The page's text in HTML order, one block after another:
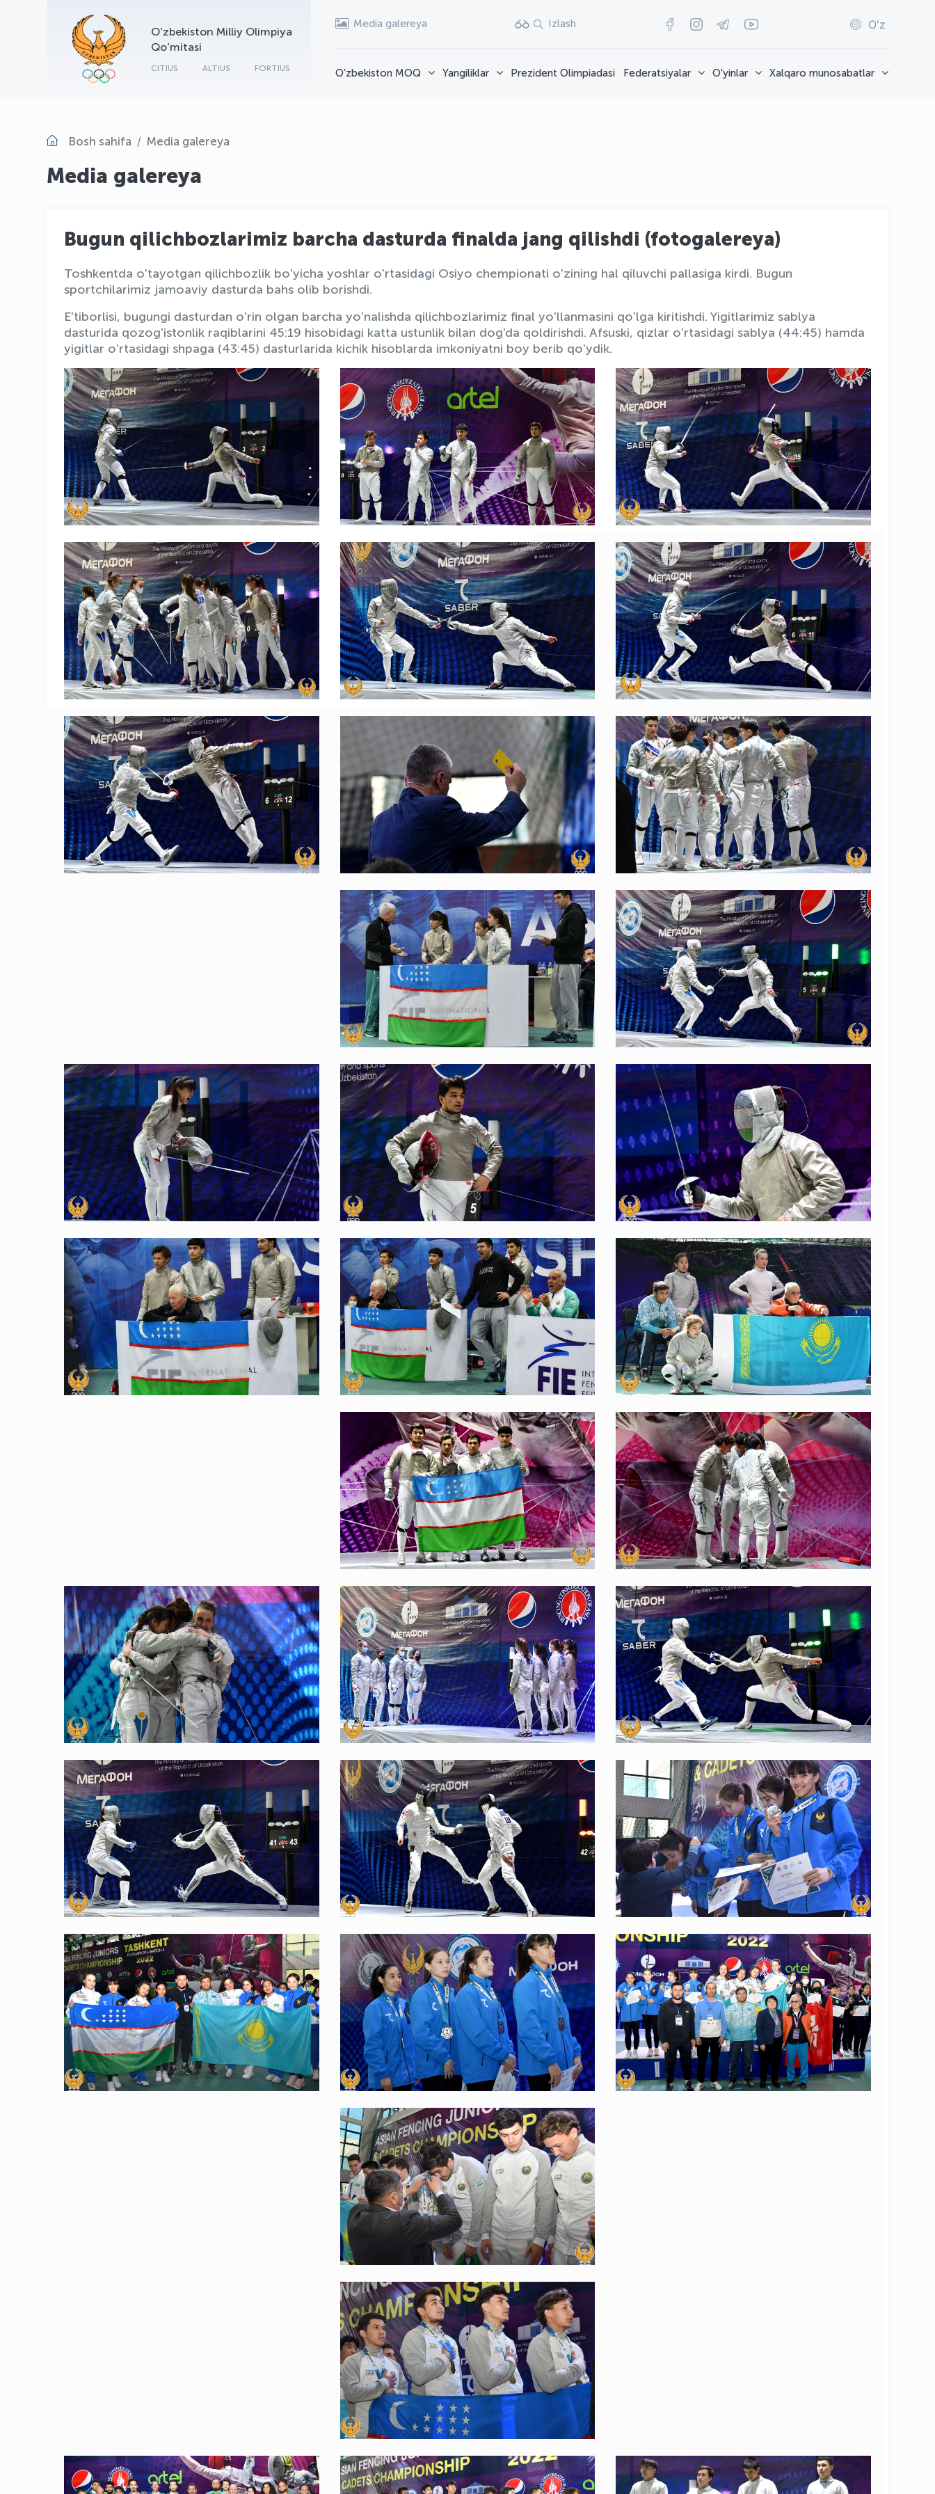
O‘zbekiston Milliy Olimpiya
Qo‘mitasi
CITIUS ALTIUS FORTIUS
Media galereya Izlash O'z
O'zbekiston MOQ Yangiliklar Prezident Olimpiadasi Federatsiyalar O'yinlar Xalqaro munosabatlar
Bosh sahifa Media galereya
Media galereya
Bugun qilichbozlarimiz barcha dasturda finalda jang qilishdi (fotogalereya)
Toshkentda o'tayotgan qilichbozlik bo'yicha yoshlar o'rtasidagi Osiyo chempionati o'zining hal qiluvchi pallasiga kirdi. Bugun
sportchilarimiz jamoaviy dasturda bahs olib borishdi.
E'tiborlisi, bugungi dasturdan o'rin olgan barcha yo'nalishda qilichbozlarimiz final yo'llanmasini qo'lga kiritishdi. Yigitlarimiz sablya
dasturida qozog'istonlik raqiblarini 45:19 hisobidagi katta ustunlik bilan dog'da qoldirishdi. Afsuski, qizlar o'rtasidagi sablya (44:45) hamda
yigitlar o'rtasidagi shpaga (43:45) dasturlarida kichik hisoblarda imkoniyatni boy berib qo'ydik.